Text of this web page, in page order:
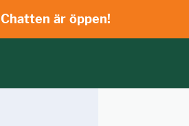
Chatten är öppen!